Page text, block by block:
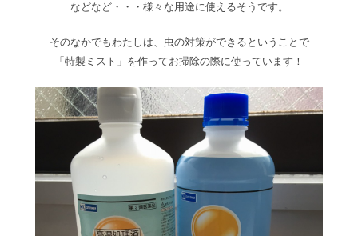
などなど・・・様々な用途に使えるそうです。
そのなかでもわたしは、虫の対策ができるということで
「特製ミスト」を作ってお掃除の際に使っています！